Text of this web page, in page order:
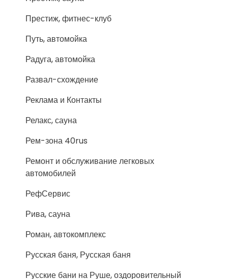
Престиж, фитнес-клуб
Путь, автомойка
Радуга, автомойка
Развал-схождение
Реклама и Контакты
Релакс, сауна
Рем-зона 40rus
Ремонт и обслуживание легковых
автомобилей
РефСервис
Рива, сауна
Роман, автокомплекс
Русская баня, Русская баня
Русские бани на Руше, оздоровительный